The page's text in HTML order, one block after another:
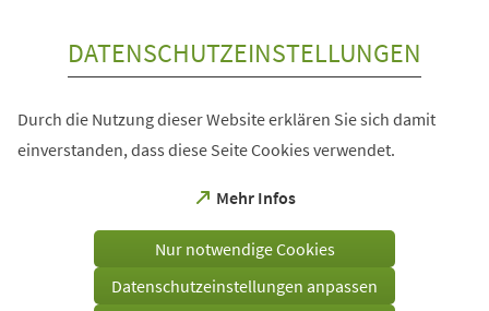
DATENSCHUTZEINSTELLUNGEN
Durch die Nutzung dieser Website erklären Sie sich damit
einverstanden, dass diese Seite Cookies verwendet.
Mehr Infos
(Öffnet
einem
Tab)
Nur notwendige Cookies
Datenschutzeinstellungen anpassen